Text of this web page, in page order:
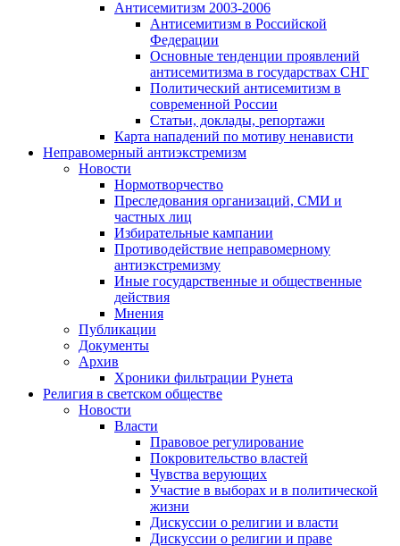
Антисемитизм 2003-2006
Антисемитизм в Российской
Федерации
Основные тенденции проявлений
антисемитизма в государствах СНГ
Политический антисемитизм в
современной России
Статьи, доклады, репортажи
Карта нападений по мотиву ненависти
Неправомерный антиэкстремизм
Новости
Нормотворчество
Преследования организаций, СМИ и
частных лиц
Избирательные кампании
Противодействие неправомерному
антиэкстремизму
Иные государственные и общественные
действия
Мнения
Публикации
Документы
Архив
Хроники фильтрации Рунета
Религия в светском обществе
Новости
Власти
Правовое регулирование
Покровительство властей
Чувства верующих
Участие в выборах и в политической
жизни
Дискуссии о религии и власти
Дискуссии о религии и праве